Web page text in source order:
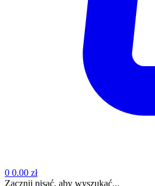
0 0.00 zł
Zacznij pisać, aby wyszukać...